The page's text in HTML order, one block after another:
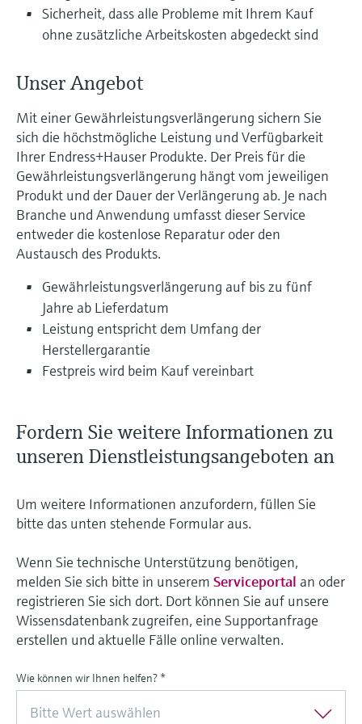
Device Viewer
Ersatzteile anhand von Produktwurzel,
Bestellcode oder Seriennummer finden
Füllstandsmessung
Alle ansehen
Analysatoren für Härte, Eisen,
Aluminium & Chromat
Prozessphotometer
Mikrowellentransmission
Memosens-Technologie
Alle ansehen
Sicherheit, dass alle Probleme mit Ihrem Kauf
ohne zusätzliche Arbeitskosten abgedeckt sind
Unser Angebot
Mit einer Gewährleistungsverlängerung sichern Sie
sich die höchstmögliche Leistung und Verfügbarkeit
Ihrer Endress+Hauser Produkte. Der Preis für die
Gewährleistungsverlängerung hängt vom jeweiligen
Produkt und der Dauer der Verlängerung ab. Je nach
Branche und Anwendung umfasst dieser Service
entweder die kostenlose Reparatur oder den
Austausch des Produkts.
Gewährleistungsverlängerung auf bis zu fünf
Jahre ab Lieferdatum
Leistung entspricht dem Umfang der
Herstellergarantie
Festpreis wird beim Kauf vereinbart
Fordern Sie weitere Informationen zu
unseren Dienstleistungsangeboten an
Um weitere Informationen anzufordern, füllen Sie
bitte das unten stehende Formular aus.
Wenn Sie technische Unterstützung benötigen,
melden Sie sich bitte in unserem Serviceportal an oder
registrieren Sie sich dort. Dort können Sie auf unsere
Wissensdatenbank zugreifen, eine Supportanfrage
erstellen und aktuelle Fälle online verwalten.
Wie können wir Ihnen helfen? *
Bitte Wert auswählen